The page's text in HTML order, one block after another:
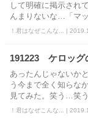
して明確に掲示され
んまりないな…「マ
！君はなぜこんな... |
191223 ケロッグ
あったんじゃないか
う今まで全く知らな
見てみた。笑う…笑
！君はなぜこんな... |